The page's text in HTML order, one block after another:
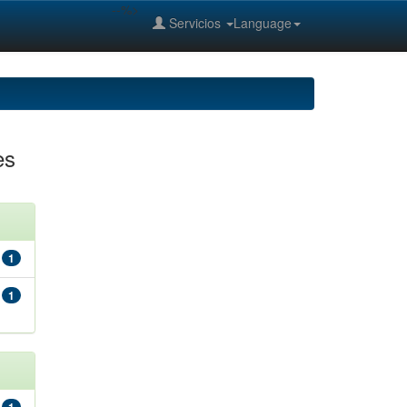
Language
Servicios
--%>
1
1